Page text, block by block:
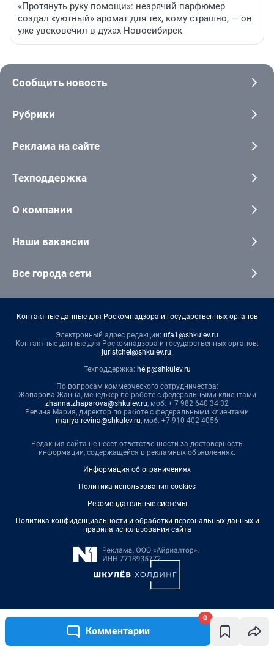
Комментарии
0
«Протянуть руку помощи»: незрячий парфюмер
создал «уютный» аромат для тех, кому страшно, — он
уже увековечил в духах Новосибирск
Сообщить новость
Рубрики
Реклама на сайте
Техподдержка
О компании
Наши вакансии
Все города сети
Контактные данные для Роскомнадзора и государственных органов
Электронный адрес редакции: ufa1@shkulev.ru
Контактные данные для Роскомнадзора и государственных органов:
juristchel@shkulev.ru.
Техподдержка: help@shkulev.ru
По вопросам коммерческого сотрудничества:
Жапарова Жанна, менеджер по работе с федеральными клиентами
zhanna.zhaparova@shkulev.ru, моб. + 7 982 640 34 32
Ревина Мария, директор по работе с федеральными клиентами
mariya.revina@shkulev.ru, моб. +7 910 402 4056
Редакция сайта не несет ответственности за достоверность
информации, содержащейся в рекламных объявлениях.
Информация об ограничениях
Политика использования cookies
Рекомендательные системы
Политика конфиденциальности и обработки персональных данных и
правила использования сайта
© ООО «Сеть городских порталов»
© ООО «Интернет Технологии»